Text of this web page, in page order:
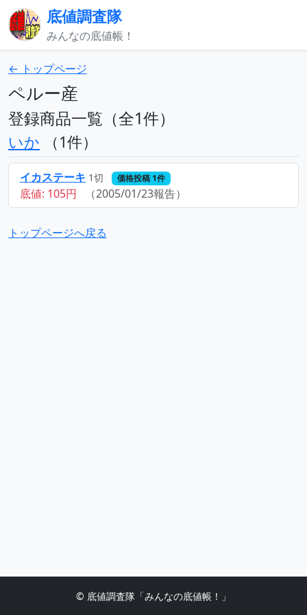
底値調査隊
みんなの底値帳！
← トップページ
ペルー産
登録商品一覧（全1件）
いか （1件）
イカステーキ 1切 価格投稿 1件
底値: 105円 （2005/01/23報告）
トップページへ戻る
© 底値調査隊「みんなの底値帳！」